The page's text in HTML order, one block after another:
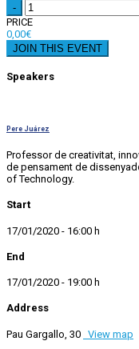
-
PRICE
0,00€
JOIN THIS EVENT
Speakers
Pere Juárez
Professor de creativitat,
de pensament de
of Technology.
Start
17/01/2020 - 16:00 h
End
17/01/2020 - 19:00 h
Address
Pau Gargallo, 30 View map